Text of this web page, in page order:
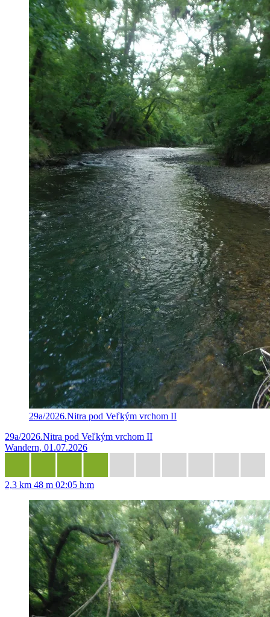
29a/2026.Nitra pod Veľkým vrchom II
29a/2026.Nitra pod Veľkým vrchom II
Wandern, 01.07.2026
2,3 km 48 m 02:05 h:m